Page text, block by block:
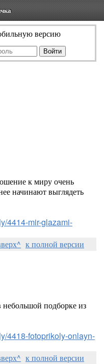
версию
к миру очень
начинают выглядеть
4414-mir-glazami-
к полной версии
подборке из
4418-fotoprikoly-onlayn-
к полной версии